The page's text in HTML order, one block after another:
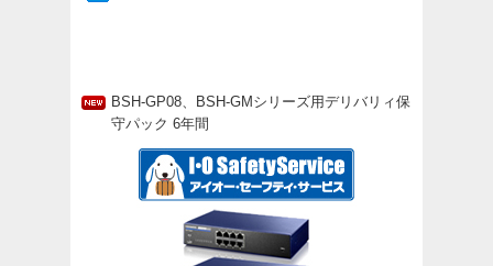
BSH-GP08、BSH-GMシリーズ用デリバリィ保
守パック 6年間